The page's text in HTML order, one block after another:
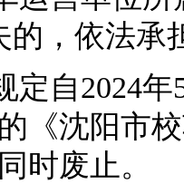
的，依法承
定自2024
《沈阳市
时废止。